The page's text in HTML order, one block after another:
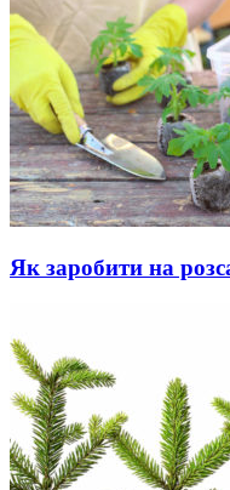
Як заробити на